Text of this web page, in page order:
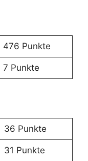
476 Punkte
7 Punkte
36 Punkte
31 Punkte